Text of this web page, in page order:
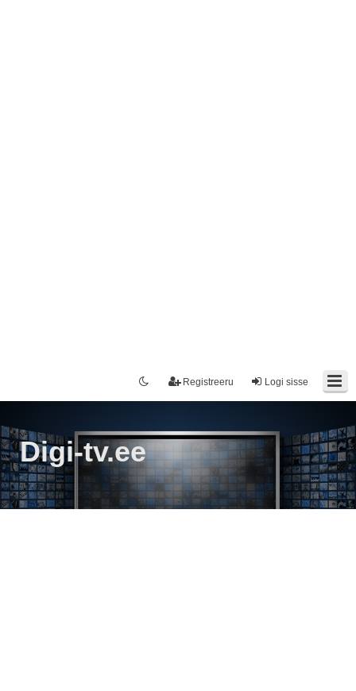
Logi sisse
Registreeru
Digi-tv.ee